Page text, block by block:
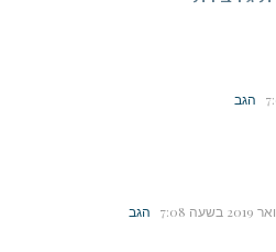
הגב
הגב